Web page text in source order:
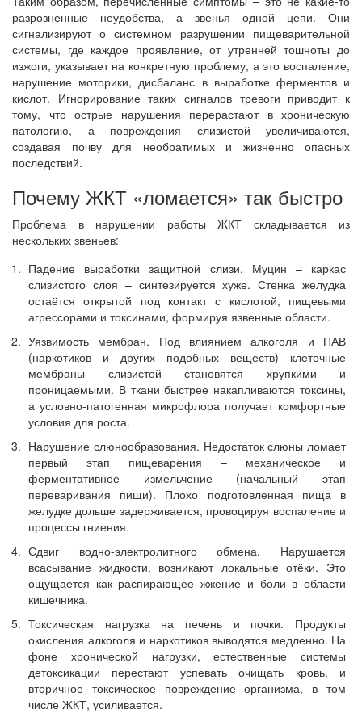
разрозненные неудобства, а звенья одной цепи. Они
сигнализируют о системном разрушении пищеварительной
системы, где каждое проявление, от утренней тошноты до
изжоги, указывает на конкретную проблему, а это воспаление,
нарушение моторики, дисбаланс в выработке ферментов и
кислот. Игнорирование таких сигналов тревоги приводит к
тому, что острые нарушения перерастают в хроническую
патологию, а повреждения слизистой увеличиваются,
создавая почву для необратимых и жизненно опасных
последствий.
Почему ЖКТ «ломается» так быстро
Проблема в нарушении работы ЖКТ складывается из
нескольких звеньев:
Падение выработки защитной слизи. Муцин – каркас
слизистого слоя – синтезируется хуже. Стенка желудка
остаётся открытой под контакт с кислотой, пищевыми
агрессорами и токсинами, формируя язвенные области.
Уязвимость мембран. Под влиянием алкоголя и ПАВ
(наркотиков и других подобных веществ) клеточные
мембраны слизистой становятся хрупкими и
проницаемыми. В ткани быстрее накапливаются токсины,
а условно-патогенная микрофлора получает комфортные
условия для роста.
Нарушение слюнообразования. Недостаток слюны ломает
первый этап пищеварения – механическое и
ферментативное измельчение (начальный этап
переваривания пищи). Плохо подготовленная пища в
желудке дольше задерживается, провоцируя воспаление и
процессы гниения.
Сдвиг водно-электролитного обмена. Нарушается
всасывание жидкости, возникают локальные отёки. Это
ощущается как распирающее жжение и боли в области
кишечника.
Токсическая нагрузка на печень и почки. Продукты
окисления алкоголя и наркотиков выводятся медленно. На
фоне хронической нагрузки, естественные системы
детоксикации перестают успевать очищать кровь, и
вторичное токсическое повреждение организма, в том
числе ЖКТ, усиливается.